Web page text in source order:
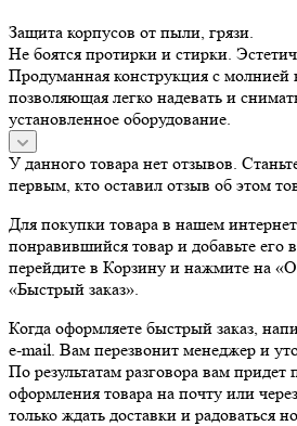
Защита корпусов от пыли, грязи.
Не боятся протирки и стирки.
Продуманная конструкция с молнией
позволяющая легко надевать и
установленное оборудование.
У данного товара нет отзывов.
первым, кто оставил отзыв об этом
Для покупки товара в нашем
понравившийся товар и добавьте его
перейдите в Корзину и нажмите на
«Быстрый заказ».
Когда оформляете быстрый заказ,
e-mail. Вам перезвонит менеджер и
По результатам разговора вам придет
оформления товара на почту или
только ждать доставки и радоваться